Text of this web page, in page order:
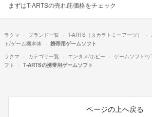
まずはT-ARTSの売れ筋価格をチェック
ラクマ ブランド一覧 T-ARTS（タカラトミーアーツ）
ト/ゲーム機本体
携帯用ゲームソフト
ラクマ
カテゴリ一覧 エンタメ/ホビー ゲームソフト/
フト
T-ARTSの携帯用ゲームソフト
ページの上へ戻る